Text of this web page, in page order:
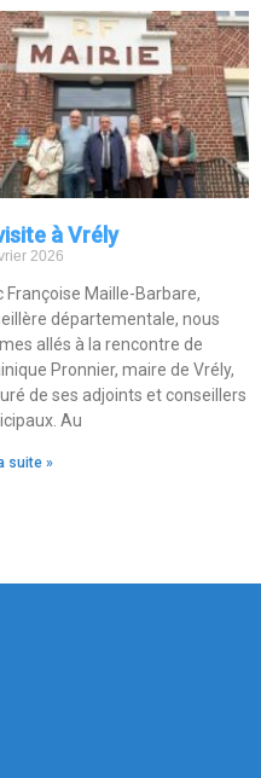
à Vrély
2026
Françoise Maille-Barbare,
départementale, nous
allés à la rencontre de
Pronnier, maire de Vrély,
de ses adjoints et conseillers
Au
suite »